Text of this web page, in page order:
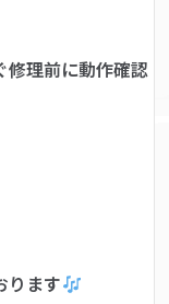
修理前に動作確認
ります